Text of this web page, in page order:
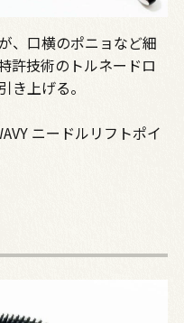
、口横のポニョなど細
許技術のトルネードロ
き上げる。
ニードルリフトポイ